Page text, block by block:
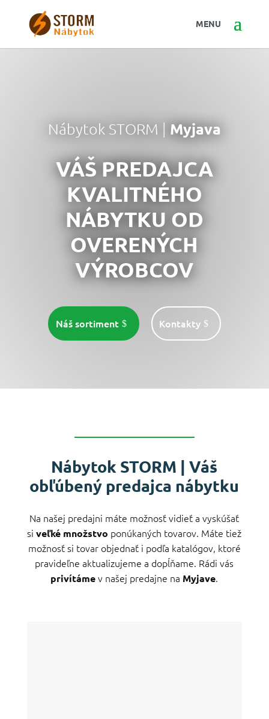
Nábytok STORM | Myjava
VÁŠ PREDAJCA
KVALITNÉHO
NÁBYTKU OD
OVERENÝCH
VÝROBCOV
Náš sortiment Kontakty
Nábytok STORM | Váš
obľúbený predajca nábytku
Na našej predajni máte možnosť vidieť a vyskúšať
siveľké množstvo ponúkaných tovarov. Máte tiež
možnosť si tovar objednať i podľa katalógov, ktoré
pravideľne aktualizujeme a dopĺňame. Rádi vás
privítámev našej predajne na Myjave.